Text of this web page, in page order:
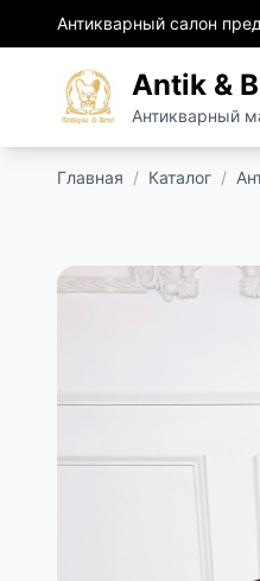
Антикварный салон
Antik &
Антикварный
Главная / Каталог /